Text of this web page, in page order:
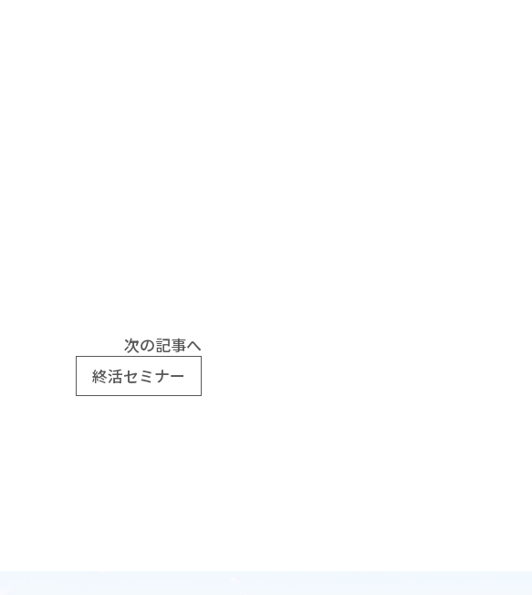
次の記事へ
終活セミナー